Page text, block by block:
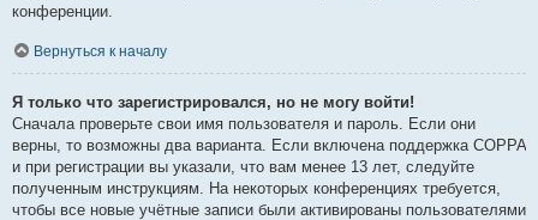
конференции.
Вернуться к началу
Я только что зарегистрировался, но не могу войти!
Сначала проверьте свои имя пользователя и пароль. Если они
верны, то возможны два варианта. Если включена поддержка COPPA
и при регистрации вы указали, что вам менее 13 лет, следуйте
полученным инструкциям. На некоторых конференциях требуется,
чтобы все новые учётные записи были активированы пользователями